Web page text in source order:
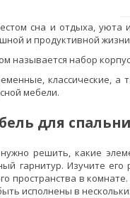
сна и отдыха,
и продуктивной
называется набор
классические,
мебели.
для спальни
решить, какие
гарнитур. Изучите
пространства в
исполнены в